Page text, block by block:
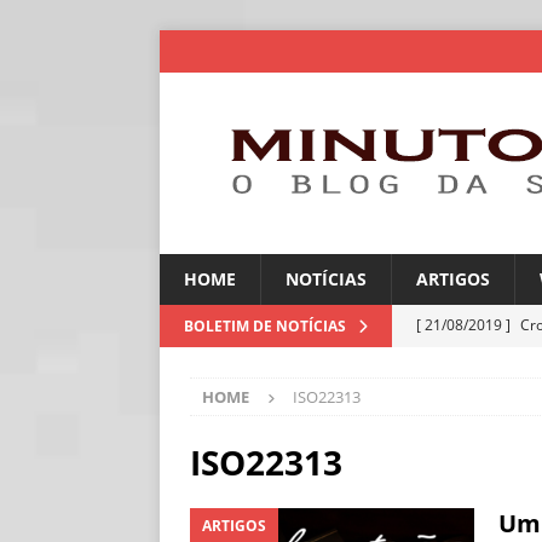
HOME NOTÍCIAS ARTIGOS
BOLETIM DE NOTÍCIAS [ 21/08/2019 ]
NOTÍCIAS
HOME ISO22313
ISO22313
ARTIGOS